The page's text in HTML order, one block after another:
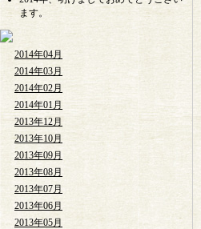
ます。
2014年04月
2014年03月
2014年02月
2014年01月
2013年12月
2013年10月
2013年09月
2013年08月
2013年07月
2013年06月
2013年05月